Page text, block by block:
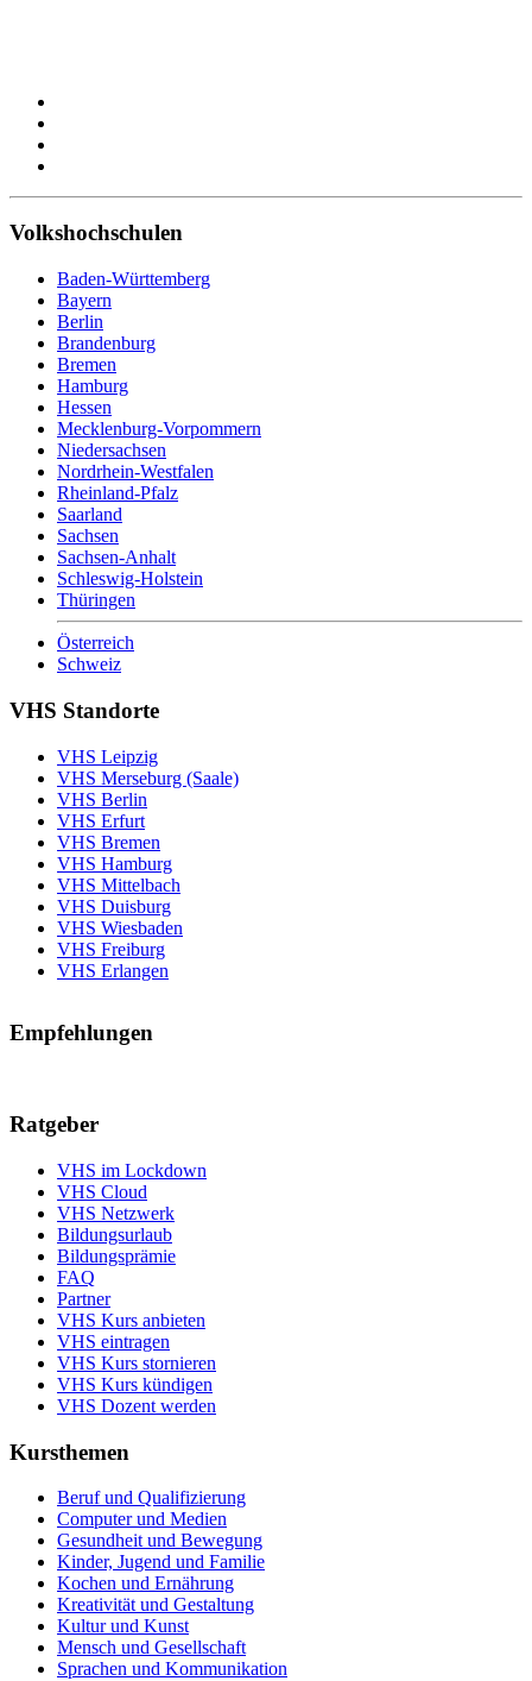
Volkshochschulen
Baden-Württemberg
Bayern
Berlin
Brandenburg
Bremen
Hamburg
Hessen
Mecklenburg-Vorpommern
Niedersachsen
Nordrhein-Westfalen
Rheinland-Pfalz
Saarland
Sachsen
Sachsen-Anhalt
Schleswig-Holstein
Thüringen
Österreich
Schweiz
VHS Standorte
VHS Leipzig
VHS Merseburg (Saale)
VHS Berlin
VHS Erfurt
VHS Bremen
VHS Hamburg
VHS Mittelbach
VHS Duisburg
VHS Wiesbaden
VHS Freiburg
VHS Erlangen
Empfehlungen
Ratgeber
VHS im Lockdown
VHS Cloud
VHS Netzwerk
Bildungsurlaub
Bildungsprämie
FAQ
Partner
VHS Kurs anbieten
VHS eintragen
VHS Kurs stornieren
VHS Kurs kündigen
VHS Dozent werden
Kursthemen
Beruf und Qualifizierung
Computer und Medien
Gesundheit und Bewegung
Kinder, Jugend und Familie
Kochen und Ernährung
Kreativität und Gestaltung
Kultur und Kunst
Mensch und Gesellschaft
Sprachen und Kommunikation